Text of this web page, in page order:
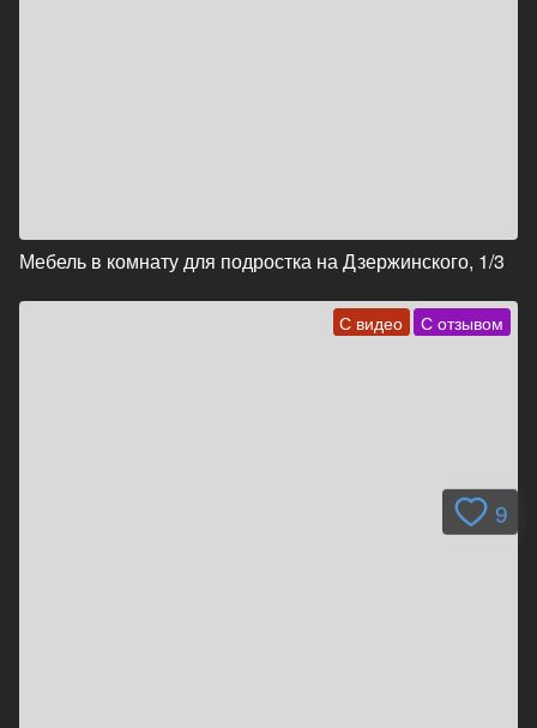
9
Мебель в комнату для подростка на Дзержинского, 1/3
С видео С отзывом